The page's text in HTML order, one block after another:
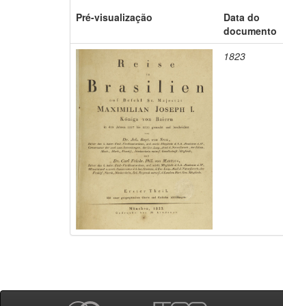
Pré-visualização
Data do
documento
1823